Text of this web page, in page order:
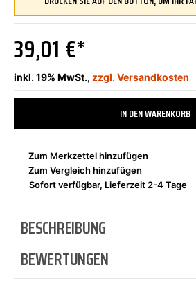
39,01 €*
inkl. 19% MwSt., zzgl. Versandkosten
IN DEN WARENKORB
Zum Merkzettel hinzufügen
Zum Vergleich hinzufügen
Sofort verfügbar, Lieferzeit 2-4 Tage
BESCHREIBUNG
BEWERTUNGEN